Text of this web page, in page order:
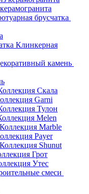
брусчатка
Клинкерная
камень
Скала
Garni
Тулон
Melen
Коллекция Marble
Payer
Коллекция Shunut
Грот
Утес
смеси